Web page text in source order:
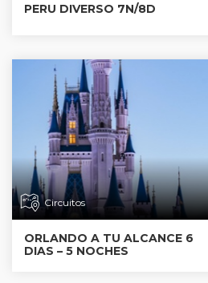
PERU DIVERSO 7N/8D
Circuitos
ORLANDO A TU ALCANCE 6
DIAS – 5 NOCHES